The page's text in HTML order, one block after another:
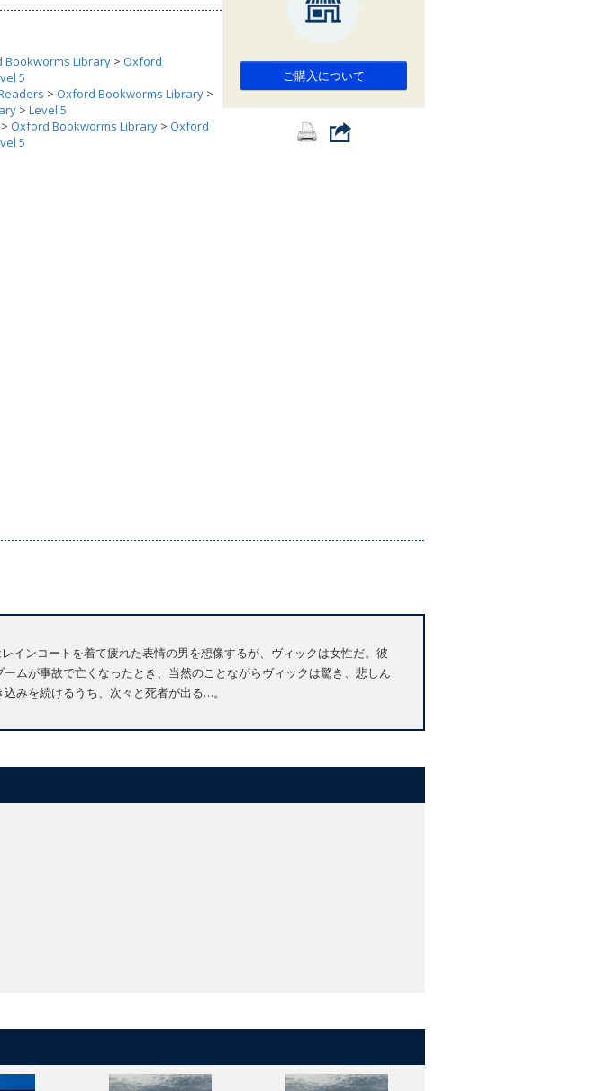
Bookworms Library > Oxford
5
> Oxford Bookworms Library >
> Level 5
> Oxford Bookworms Library > Oxford
5
ご購入について
インコートを着て疲れた表情の男を想像するが、ヴィックは女性だ。彼
ムが事故で亡くなったとき、当然のことながらヴィックは驚き、悲しん
みを続けるうち、次々と死者が出る…。